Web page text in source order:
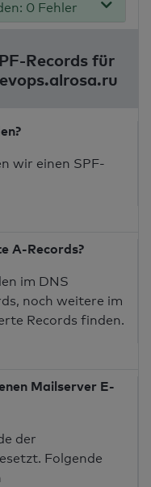
0 Fehler
Records für
wir einen SPF-
A-Records?
im DNS
noch weitere im
Records finden.
Mailserver E-
der
Folgende